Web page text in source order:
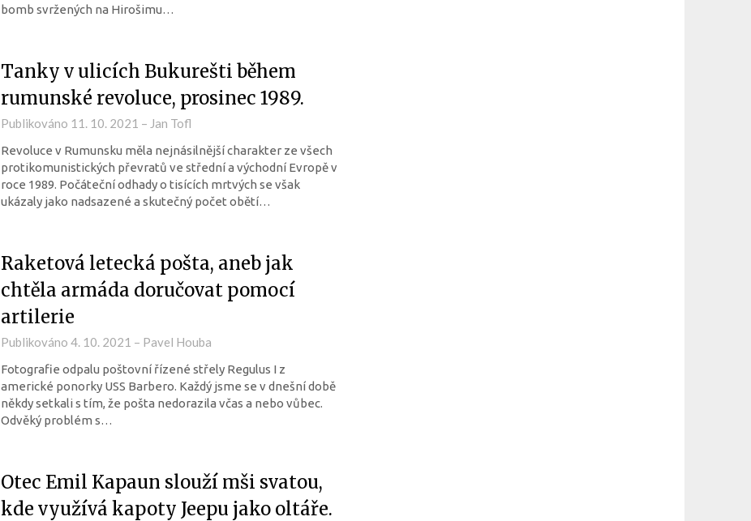
bomb svržených na Hirošimu…
Tanky v ulicích Bukurešti během
rumunské revoluce, prosinec 1989.
Publikováno 11. 10. 2021 – Jan Tofl
Revoluce v Rumunsku měla nejnásilnější charakter ze všech
protikomunistických převratů ve střední a východní Evropě v
roce 1989. Počáteční odhady o tisících mrtvých se však
ukázaly jako nadsazené a skutečný počet obětí…
Raketová letecká pošta, aneb jak
chtěla armáda doručovat pomocí
artilerie
Publikováno 4. 10. 2021 – Pavel Houba
Fotografie odpalu poštovní řízené střely Regulus I z
americké ponorky USS Barbero. Každý jsme se v dnešní době
někdy setkali s tím, že pošta nedorazila včas a nebo vůbec.
Odvěký problém s…
Otec Emil Kapaun slouží mši svatou,
kde využívá kapoty Jeepu jako oltáře.